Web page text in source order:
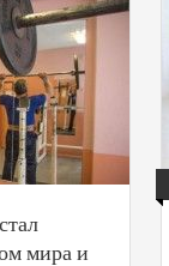
мира и